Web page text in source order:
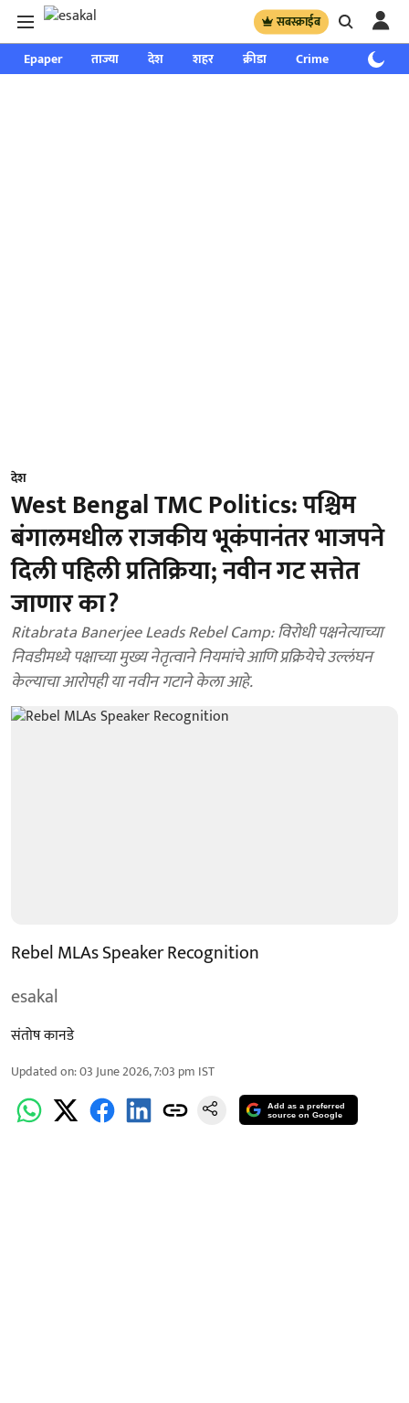
सबस्क्राईब
Epaper ताज्या देश शहर क्रीडा Crime साप्ताहिक
देश
West Bengal TMC Politics: पश्चिम
बंगालमधील राजकीय भूकंपानंतर भाजपने
दिली पहिली प्रतिक्रिया; नवीन गट सत्तेत
जाणार का?
Ritabrata Banerjee Leads Rebel Camp: विरोधी पक्षनेत्याच्या
निवडीमध्ये पक्षाच्या मुख्य नेतृत्वाने नियमांचे आणि प्रक्रियेचे उल्लंघन
केल्याचा आरोपही या नवीन गटाने केला आहे.
Rebel MLAs Speaker Recognition
esakal
संतोष कानडे
Updated on:03 June 2026, 7:03 pm IST
Add as a preferred
source on Google